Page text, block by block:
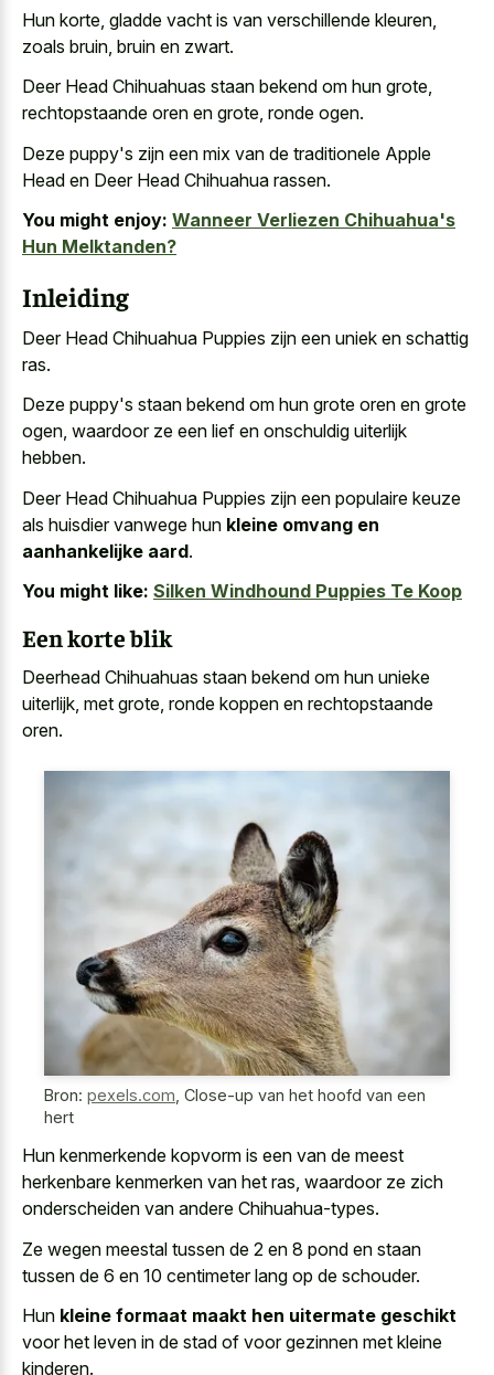
Hun korte, gladde vacht is van verschillende kleuren,
zoals bruin, bruin en zwart.
Deer Head Chihuahuas staan bekend om hun grote,
rechtopstaande oren en grote, ronde ogen.
Deze puppy's zijn een mix van de traditionele Apple
Head en Deer Head Chihuahua rassen.
You might enjoy: Wanneer Verliezen Chihuahua's
Hun Melktanden?
Inleiding
Deer Head Chihuahua Puppies zijn een uniek en schattig
ras.
Deze puppy's staan bekend om hun grote oren en grote
ogen, waardoor ze een lief en onschuldig uiterlijk
hebben.
Deer Head Chihuahua Puppies zijn een populaire keuze
als huisdier vanwege hun kleine omvang en
aanhankelijke aard.
You might like: Silken Windhound Puppies Te Koop
Een korte blik
Deerhead Chihuahuas staan bekend om hun unieke
uiterlijk, met grote, ronde koppen en rechtopstaande
oren.
Bron: pexels.com Close-up van het hoofd van een
hert
Hun kenmerkende kopvorm is een van de meest
herkenbare kenmerken van het ras, waardoor ze zich
onderscheiden van andere Chihuahua-types.
Ze wegen meestal tussen de 2 en 8 pond en staan
tussen de 6 en 10 centimeter lang op de schouder.
Hun kleine formaat maakt hen uitermate geschikt
voor het leven in de stad of voor gezinnen met kleine
kinderen.